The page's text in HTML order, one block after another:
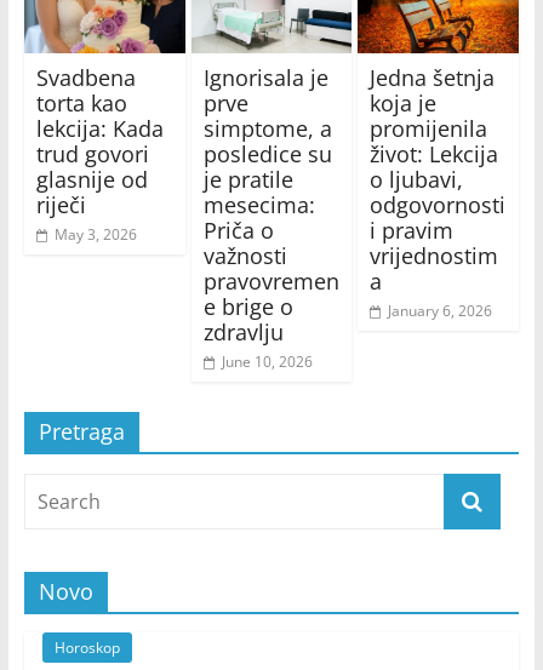
Svadbena
torta kao
lekcija: Kada
trud govori
glasnije od
riječi
May 3, 2026
Ignorisala je
prve
simptome, a
posledice su
je pratile
mesecima:
Priča o
važnosti
pravovremen
e brige o
zdravlju
June 10, 2026
Jedna šetnja
koja je
promijenila
život: Lekcija
o ljubavi,
odgovornosti
i pravim
vrijednostim
a
January 6, 2026
Pretraga
Novo
Horoskop